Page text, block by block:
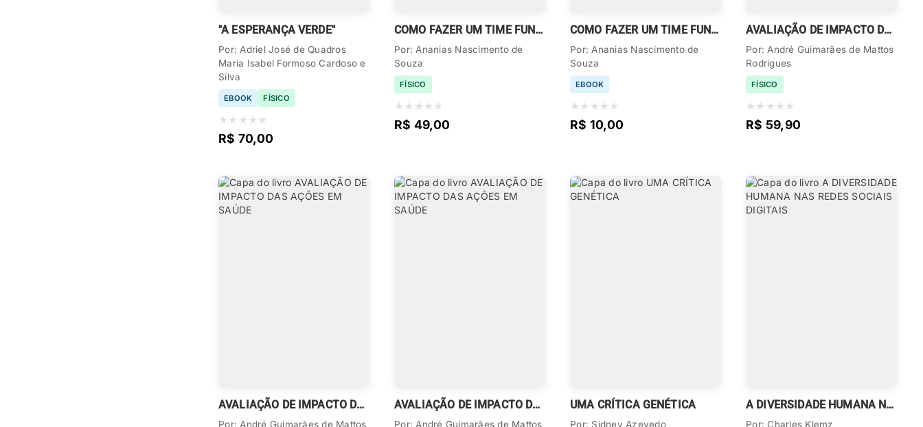
"A ESPERANÇA VERDE"
Por: Adriel José de Quadros
Maria Isabel Formoso Cardoso e
Silva
EBOOK FÍSICO
★ ★ ★ ★ ★
R$ 70,00
COMO FAZER UM TIME FUNCIONAR
Por: Ananias Nascimento de
Souza
FÍSICO
★ ★ ★ ★ ★
R$ 49,00
COMO FAZER UM TIME FUNCIONAR
Por: Ananias Nascimento de
Souza
EBOOK
★ ★ ★ ★ ★
R$ 10,00
AVALIAÇÃO DE IMPACTO DAS AÇÕES EM SAÚDE
Por: André Guimarães de Mattos
Rodrigues
FÍSICO
★ ★ ★ ★ ★
R$ 59,90
AVALIAÇÃO DE IMPACTO DAS AÇÕES EM SAÚDE
Por: André Guimarães de Mattos
AVALIAÇÃO DE IMPACTO DAS AÇÕES EM SAÚDE
Por: André Guimarães de Mattos
UMA CRÍTICA GENÉTICA
Por: Sidney Azevedo
A DIVERSIDADE HUMANA NAS REDES SOCIAIS DIGITAIS
Por: Charles Klemz